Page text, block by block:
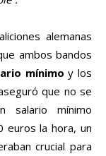
alemanas
ambos bandos
mínimo y los
que no se
salario mínimo
euros la hora, un
crucial para